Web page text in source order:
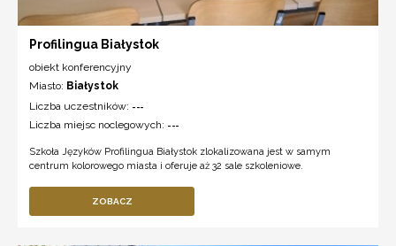
Profilingua Białystok
obiekt konferencyjny
Miasto: Białystok
Liczba uczestników: ---
Liczba miejsc noclegowych: ---
Szkoła Języków Profilingua Białystok zlokalizowana jest w samym
centrum kolorowego miasta i oferuje aż 32 sale szkoleniowe.
ZOBACZ